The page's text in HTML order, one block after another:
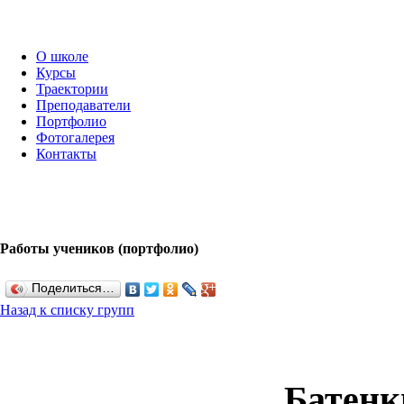
О школе
Курсы
Траектории
Преподаватели
Портфолио
Фотогалерея
Контакты
Работы учеников (портфолио)
Поделиться…
Назад к списку групп